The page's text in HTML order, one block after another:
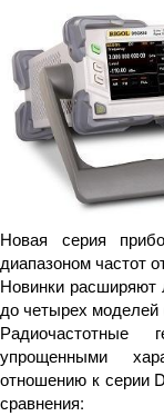
Новая серия
диапазоном частот
Новинки расширяют
до четырех моделей
Радиочастотные
упрощенными
отношению к серии
сравнения: